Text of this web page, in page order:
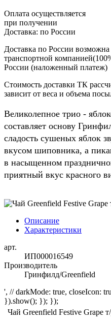
Оплата осуществляется
при получении
Доставка: по России
Доставка по России
транспортной
России (наложенный платеж)
Стоимость доставки ТК
зависит от веса и объема
Великолепное трио -
составляет основу
сладость сушеных яблок
вкусом шиповника, а
в насыщенном
приятный вкус красного
Описание
Характеристики
арт.
ИП000016549
Производитель
Гринфилд/Greenfield
', // darkMode: true, closeIcon:
}).show(); }); });
Чай Greenfield Festive Grape